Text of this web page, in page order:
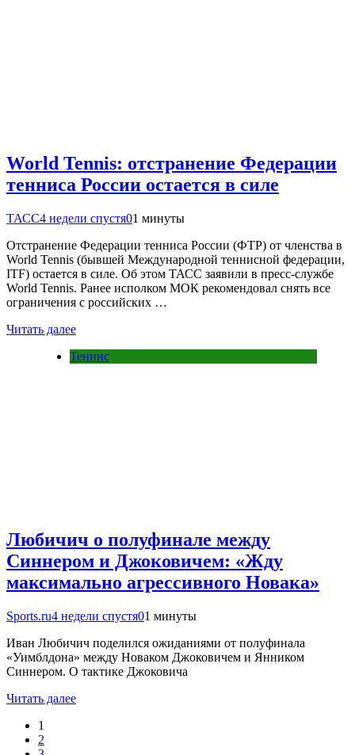
World Tennis: отстранение Федерации
тенниса России остается в силе
ТАСС4 недели спустя01 минуты
Отстранение Федерации тенниса России (ФТР) от членства в
World Tennis (бывшей Международной теннисной федерации,
ITF) остается в силе. Об этом ТАСС заявили в пресс-службе
World Tennis. Ранее исполком МОК рекомендовал снять все
ограничения с российских …
Читать далее
Теннис
Любичич о полуфинале между
Синнером и Джоковичем: «Жду
максимально агрессивного Новака»
Sports.ru4 недели спустя01 минуты
Иван Любичич поделился ожиданиями от полуфинала
«Уимблдона» между Новаком Джоковичем и Янником
Синнером. О тактике Джоковича
Читать далее
1
2